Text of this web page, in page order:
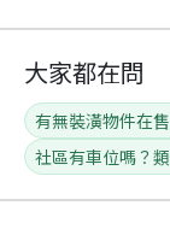
大家都在問
有無裝潢物件在售
社區有車位嗎？